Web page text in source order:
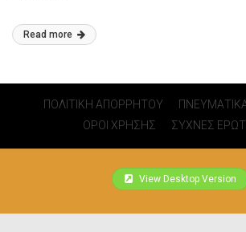
Read more
ΠΟΛΙΤΙΚΗ ΑΠΟΡΡΗΤΟΥ
ΟΡΟΙ ΧΡΗΣΗΣ
ΣΥΧΝΕΣ
View Desktop Version